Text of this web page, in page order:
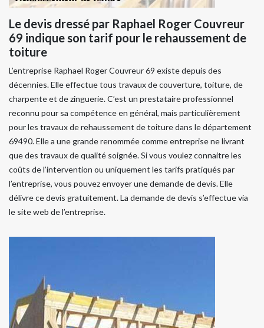
Le devis dressé par Raphael Roger Couvreur
69 indique son tarif pour le rehaussement de
toiture
L’entreprise Raphael Roger Couvreur 69 existe depuis des
décennies. Elle effectue tous travaux de couverture, toiture, de
charpente et de zinguerie. C’est un prestataire professionnel
reconnu pour sa compétence en général, mais particulièrement
pour les travaux de rehaussement de toiture dans le département
69490. Elle a une grande renommée comme entreprise ne livrant
que des travaux de qualité soignée. Si vous voulez connaitre les
coûts de l’intervention ou uniquement les tarifs pratiqués par
l’entreprise, vous pouvez envoyer une demande de devis. Elle
délivre ce devis gratuitement. La demande de devis s’effectue via
le site web de l’entreprise.